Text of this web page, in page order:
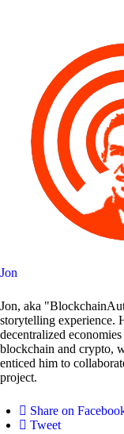
Jon
Jon, aka
storytelling experience.
decentralized
blockchain and crypto,
enticed him to
project.
Share on
Tweet